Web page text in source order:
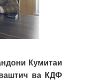
Кумитаи
ва КДФ